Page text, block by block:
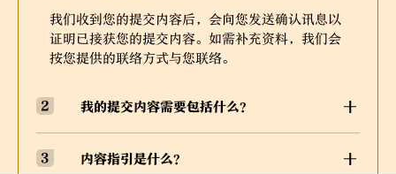
我们收到您的提交内容后，会向您发送确认讯息以
证明已接获您的提交内容。如需补充资料，我们会
按您提供的联络方式与您联络。
我的提交内容需要包括什么？
内容指引是什么？